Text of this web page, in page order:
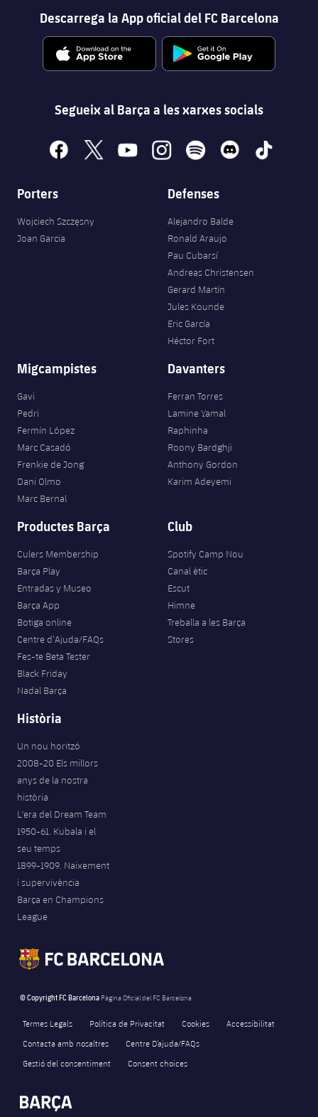
Descarrega la App oficial del FC Barcelona
Segueix al Barça a les xarxes socials
facebook
x youtubeinstagramspotify discord tiktok
Porters
Wojciech Szczęsny
Joan Garcia
Defenses
Alejandro Balde
Ronald Araujo
Pau Cubarsí
Andreas Christensen
Gerard Martín
Jules Kounde
Eric García
Héctor Fort
Migcampistes
Gavi
Pedri
Fermín López
Marc Casadó
Frenkie de Jong
Dani Olmo
Marc Bernal
Davanters
Ferran Torres
Lamine Yamal
Raphinha
Roony Bardghji
Anthony Gordon
Karim Adeyemi
Productes Barça
Culers Membership
Barça Play
Entradas y Museo
Barça App
Botiga online
Centre d’Ajuda/FAQs
Fes-te Beta Tester
Black Friday
Nadal Barça
Club
Spotify Camp Nou
Canal ètic
Escut
Himne
Treballa a les Barça
Stores
Història
Un nou horitzó
2008-20 Els millors
anys de la nostra
història
L'era del Dream Team
1950-61. Kubala i el
seu temps
1899-1909. Naixement
i supervivència
Barça en Champions
League
© Copyright FC Barcelona Pàgina Oficial del FC Barcelona
Termes Legals Política de Privacitat Cookies
Accessibilitat
Contacta amb nosaltres
Centre D’ajuda/FAQs
Gestió del consentiment
Consent choices